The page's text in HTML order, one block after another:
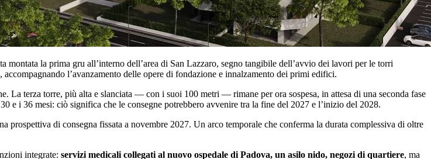
montata la prima gru all’interno dell’area di San Lazzaro, segno tangibile dell’avvio dei lavori per le torri
l’avanzamento delle opere di fondazione e innalzamento dei primi edifici.
La terza torre, più alta e slanciata — con i suoi 100 metri — rimane per ora sospesa, in attesa di una seconda fase
e i 36 mesi: ciò significa che le consegne potrebbero avvenire tra la fine del 2027 e l’inizio del 2028.
di consegna fissata a novembre 2027. Un arco temporale che conferma la durata complessiva di oltre
integrate: servizi medicali collegati al nuovo ospedale di Padova, un asilo nido, negozi di quartiere, ma